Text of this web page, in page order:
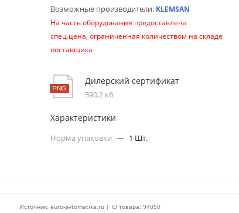
Возможные производители: KLEMSAN
На часть оборудования предоставлена
спец.цена, ограниченная количеством на складе
поставщика
Дилерский сертификат
390,2 кб
Характеристики
Норма упаковки — 1 Шт.
Источник: euro-avtomatika.ru | ID товара: 94050